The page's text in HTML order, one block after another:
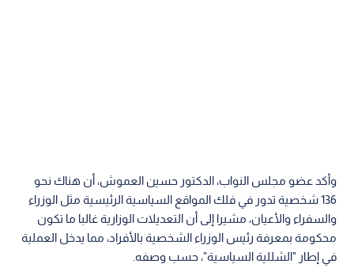
وأكد عضو مجلس النواب، الدكتور حسين العموش، أن هناك نحو
136 شخصية تدور في فلك المواقع السياسية الرئيسية مثل الوزراء
والسفراء والأعيان، مشيرا إلى أن التعديلات الوزارية غالبا ما تكون
محكومة بمعرفة رئيس الوزراء الشخصية بالأفراد، مما يدخل العملية
في إطار "الشللية السياسية"، حسب وصفه.